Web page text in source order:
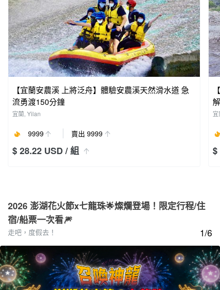
【宜蘭安農溪 上將泛舟】體驗安農溪天然滑水道 急
流勇渡150分鐘
宜蘭, Yilan
9999 賣出 9999
$ 28.22 USD/ 組 $
2026 澎湖花火節x七龍珠🌟燦爛登場！限定行程/住
宿/船票一次看🎆
走吧，度假去！ 1/6